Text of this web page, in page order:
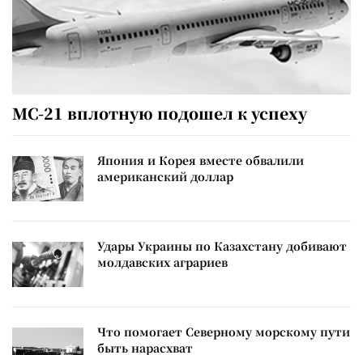
МС-21 вплотную подошел к успеху
Япония и Корея вместе обвалили
американский доллар
Удары Украины по Казахстану добивают
молдавских аграриев
Что помогает Северному морскому пути
быть нарасхват